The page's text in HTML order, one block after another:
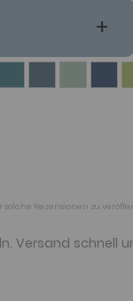
Rezensionen zu
Versand schnell